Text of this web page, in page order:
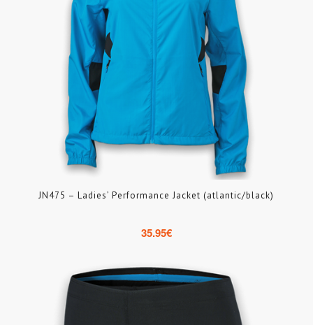
JN475 – Ladies’ Performance Jacket (atlantic/black)
35.95€